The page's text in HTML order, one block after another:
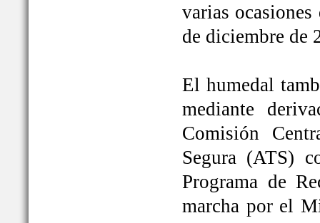
varias
de diciembre de
El humedal
mediante
Comisión
Segura (ATS)
Programa de
marcha por el